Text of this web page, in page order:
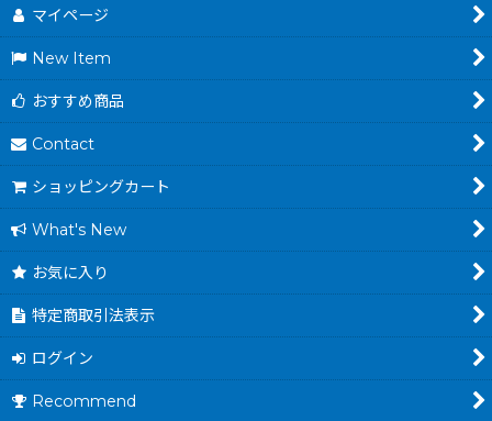
マイページ
New Item
おすすめ商品
Contact
ショッピングカート
What's New
お気に入り
特定商取引法表示
ログイン
Recommend